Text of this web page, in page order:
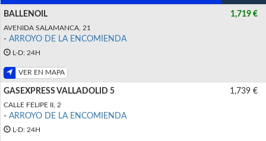
BALLENOIL
AVENIDA SALAMANCA, 21
- ARROYO DE LA ENCOMIENDA
L-D: 24H
VER EN MAPA
1,719 €
GASEXPRESS VALLADOLID 5
CALLE FELIPE II, 2
- ARROYO DE LA ENCOMIENDA
L-D: 24H
1,739 €